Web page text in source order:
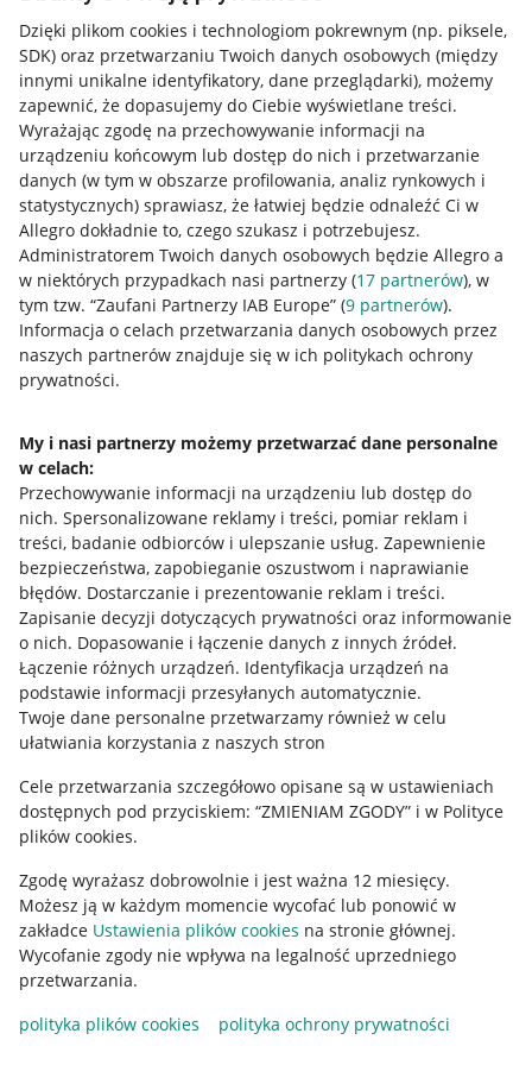
Dzięki plikom cookies i technologiom pokrewnym (np. piksele,
SDK) oraz przetwarzaniu Twoich danych osobowych (między
innymi unikalne identyfikatory, dane przeglądarki), możemy
zapewnić, że dopasujemy do Ciebie wyświetlane treści.
Wyrażając zgodę na przechowywanie informacji na
urządzeniu końcowym lub dostęp do nich i przetwarzanie
danych (w tym w obszarze profilowania, analiz rynkowych i
statystycznych) sprawiasz, że łatwiej będzie odnaleźć Ci w
Allegro dokładnie to, czego szukasz i potrzebujesz.
Administratorem Twoich danych osobowych będzie Allegro a
w niektórych przypadkach nasi partnerzy (17 partnerów), w
tym tzw. “Zaufani Partnerzy IAB Europe” (9 partnerów).
Informacja o celach przetwarzania danych osobowych przez
naszych partnerów znajduje się w ich politykach ochrony
prywatności.
My i nasi partnerzy możemy przetwarzać dane personalne
w celach:
Przechowywanie informacji na urządzeniu lub dostęp do
nich. Spersonalizowane reklamy i treści, pomiar reklam i
treści, badanie odbiorców i ulepszanie usług. Zapewnienie
bezpieczeństwa, zapobieganie oszustwom i naprawianie
błędów. Dostarczanie i prezentowanie reklam i treści.
Zapisanie decyzji dotyczących prywatności oraz informowanie
o nich. Dopasowanie i łączenie danych z innych źródeł.
Łączenie różnych urządzeń. Identyfikacja urządzeń na
podstawie informacji przesyłanych automatycznie.
Twoje dane personalne przetwarzamy również w celu
ułatwiania korzystania z naszych stron
Cele przetwarzania szczegółowo opisane są w ustawieniach
dostępnych pod przyciskiem: “ZMIENIAM ZGODY” i w Polityce
plików cookies.
Zgodę wyrażasz dobrowolnie i jest ważna 12 miesięcy.
Możesz ją w każdym momencie wycofać lub ponowić w
zakładce Ustawienia plików cookies na stronie głównej.
Wycofanie zgody nie wpływa na legalność uprzedniego
przetwarzania.
polityka plików cookies
polityka ochrony prywatności
Jak to działa
Napisz do nas
Allegro Gadane dla sprzedających
Allegro Gadane dla kupujących
Mapa miejscowości
Informacje prawne
Regulamin
Polityka plików "cookies"
Udostępnianie lokalizacji
Informacje dla Aktu o Usługach Cyfrowych
Pobierz aplikację
Korzystanie z serwisu oznacza akceptację